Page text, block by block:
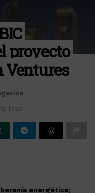
proyecto
Ventures
read
energética;